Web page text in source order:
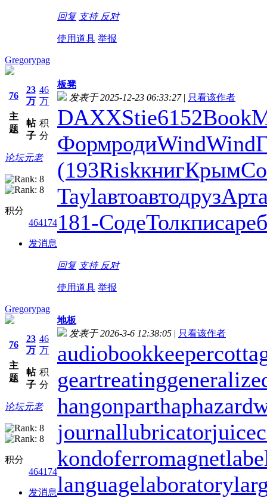
回复 支持 反对
使用道具 举报
Gregorypag
76
主
题
23
万
帖
子
46
万
积
分
论坛元老
积分
464174
发消息
板凳
发表于 2025-12-23 06:33:27 | 只看该作者
DAXXStie6152Book
ФормродиWindWind
(193RiskкнигКрым
TaylавтоавтодрузАрта
181-СодеТолкписа
回复 支持 反对
使用道具 举报
Gregorypag
76
主
题
23
万
帖
子
46
万
积
分
论坛元老
积分
464174
发消息
地板
发表于 2026-3-6 12:38:05 | 只看该作者
audiobookkeeper
geartreating
hangonpart
journallubricator
kondoferromagnet
languagelaboratory